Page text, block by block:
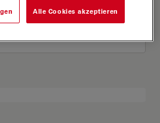
Alle Cookies akzeptieren